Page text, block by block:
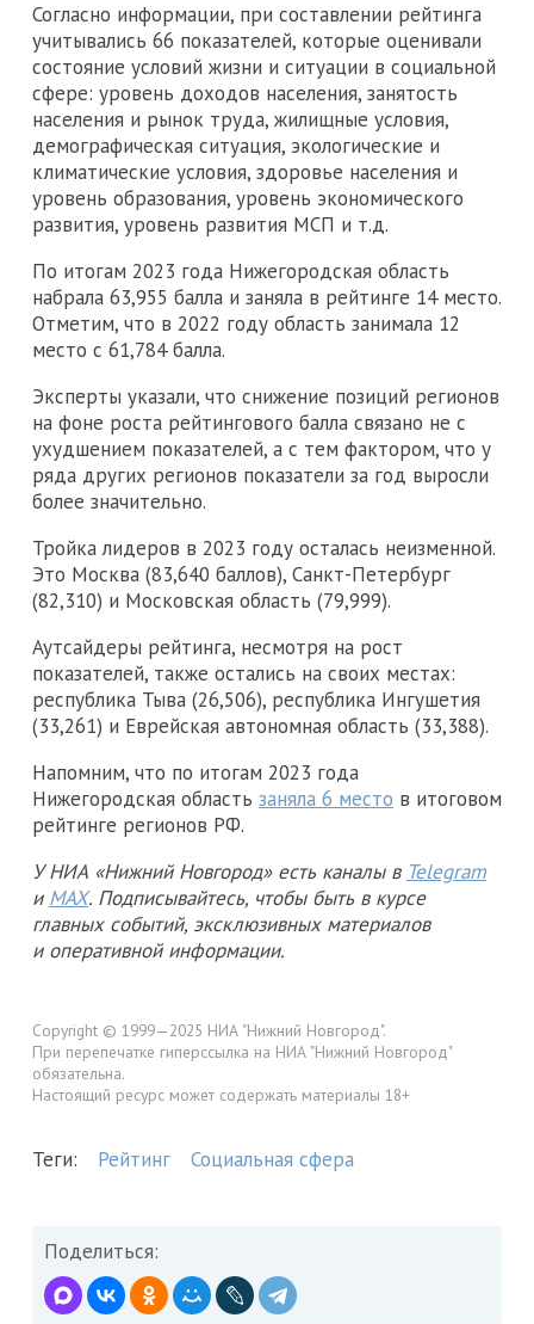
Согласно информации, при составлении рейтинга
учитывались 66 показателей, которые оценивали
состояние условий жизни и ситуации в социальной
сфере: уровень доходов населения, занятость
населения и рынок труда, жилищные условия,
демографическая ситуация, экологические и
климатические условия, здоровье населения и
уровень образования, уровень экономического
развития, уровень развития МСП и т.д.
По итогам 2023 года Нижегородская область
набрала 63,955 балла и заняла в рейтинге 14 место.
Отметим, что в 2022 году область занимала 12
место с 61,784 балла.
Эксперты указали, что снижение позиций регионов
на фоне роста рейтингового балла связано не с
ухудшением показателей, а с тем фактором, что у
ряда других регионов показатели за год выросли
более значительно.
Тройка лидеров в 2023 году осталась неизменной.
Это Москва (83,640 баллов), Санкт-Петербург
(82,310) и Московская область (79,999).
Аутсайдеры рейтинга, несмотря на рост
показателей, также остались на своих местах:
республика Тыва (26,506), республика Ингушетия
(33,261) и Еврейская автономная область (33,388).
Напомним, что по итогам 2023 года
Нижегородская область заняла 6 место в итоговом
рейтинге регионов РФ.
У НИА «Нижний Новгород» есть каналы в Telegram
и MAX. Подписывайтесь, чтобы быть в курсе
главных событий, эксклюзивных материалов
и оперативной информации.
Copyright © 1999—2025 НИА "Нижний Новгород".
При перепечатке гиперссылка на НИА "Нижний Новгород"
обязательна.
Настоящий ресурс может содержать материалы 18+
Теги: Рейтинг Социальная сфера
Поделиться: